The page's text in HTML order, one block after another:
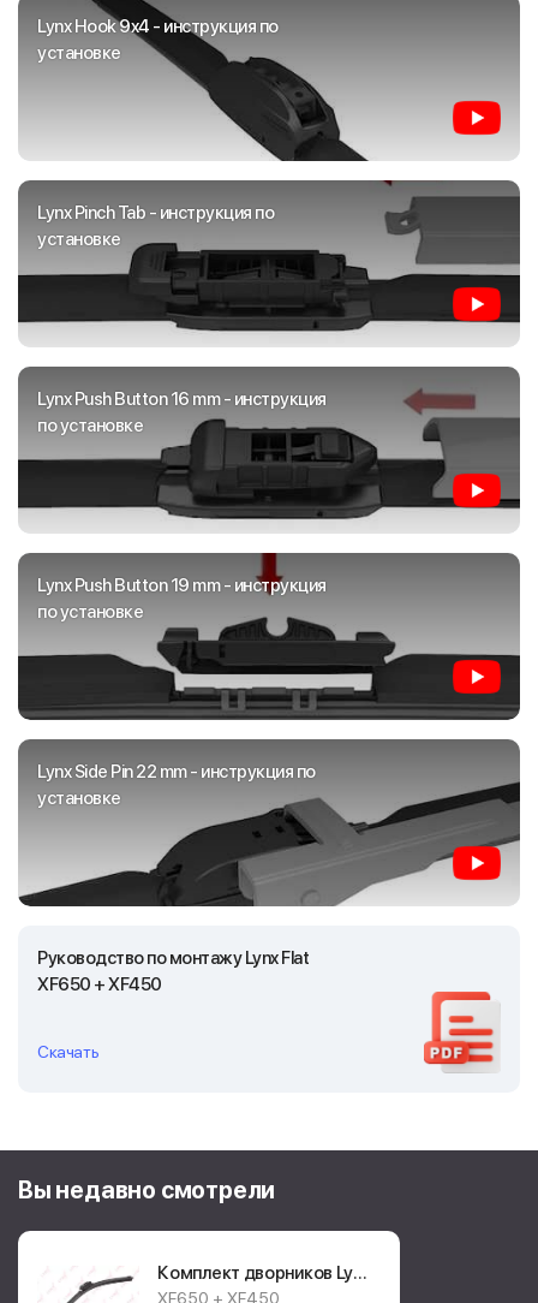
Lynx Hook 9x4 - инструкция по
установке
Lynx Pinch Tab - инструкция по
установке
Lynx Push Button 16 mm - инструкция
по установке
Lynx Push Button 19 mm - инструкция
по установке
Lynx Side Pin 22 mm - инструкция по
установке
Руководство по монтажу Lynx Flat
XF650 + XF450
Скачать
Вы недавно смотрели
Комплект дворников Lynx
XF650 + XF450